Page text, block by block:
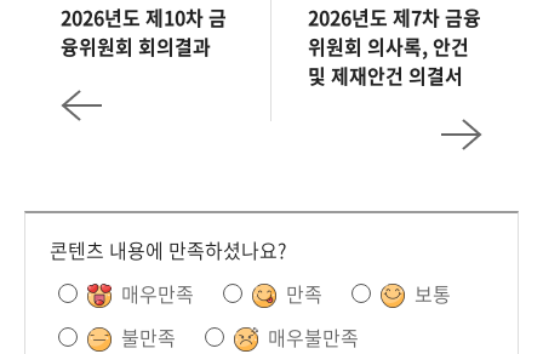
2026년도 제10차 금
융위원회 회의결과
2026년도 제7차 금융
위원회 의사록, 안건
및 제재안건 의결서
콘텐츠 내용에 만족하셨나요?
매우만족
만족
보통
불만족
매우불만족